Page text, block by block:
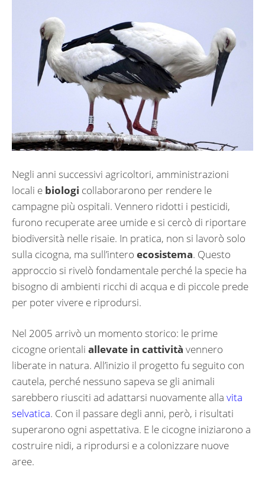
Negli anni successivi agricoltori, amministrazioni
locali e biologi collaborarono per rendere le
campagne più ospitali. Vennero ridotti i pesticidi,
furono recuperate aree umide e si cercò di riportare
biodiversità nelle risaie. In pratica, non si lavorò solo
sulla cicogna, ma sull’intero ecosistema. Questo
approccio si rivelò fondamentale perché la specie ha
bisogno di ambienti ricchi di acqua e di piccole prede
per poter vivere e riprodursi.
Nel 2005 arrivò un momento storico: le prime
cicogne orientali allevate in cattività vennero
liberate in natura. All’inizio il progetto fu seguito con
cautela, perché nessuno sapeva se gli animali
sarebbero riusciti ad adattarsi nuovamente alla vita
selvatica. Con il passare degli anni, però, i risultati
superarono ogni aspettativa. E le cicogne iniziarono a
costruire nidi, a riprodursi e a colonizzare nuove
aree.